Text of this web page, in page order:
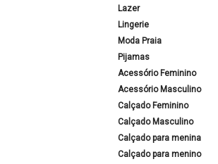
Lazer
Lingerie
Moda Praia
Pijamas
Acessório Feminino
Acessório Masculino
Calçado Feminino
Calçado Masculino
Calçado para menina
Calçado para menino